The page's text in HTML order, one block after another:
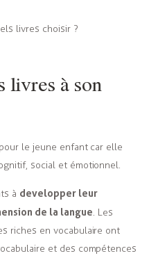
livres choisir ?
livres à son
le jeune enfant car elle
social et émotionnel.
à developper leur
de la langue. Les
riches en vocabulaire ont
et des compétences